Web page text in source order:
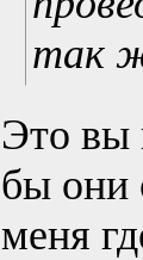
так
Это вы
бы они
меня